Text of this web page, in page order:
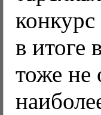
в итоге
тоже не